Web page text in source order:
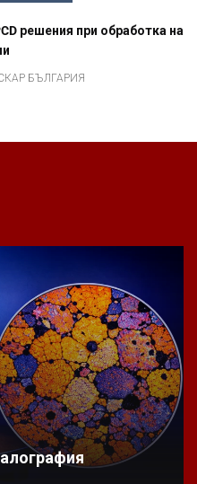
решения при обработка на
БЪЛГАРИЯ